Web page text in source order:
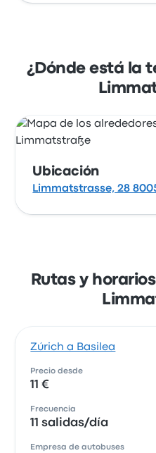
Mira la ubicación de
de Zúrich en un mapa.
¿Dónde está la
Ubicación
Limmatstrasse, 28
Rutas y
Zúrich a Basilea
Precio desde
11 €
Frecuencia
11 salidas/día
Empresa de autobuses